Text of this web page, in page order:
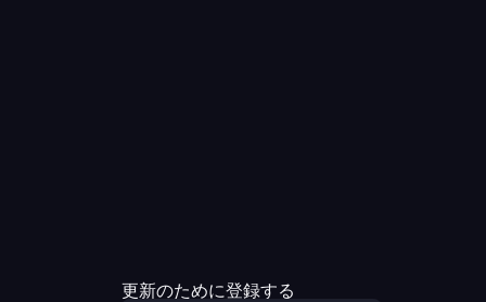
更新のために登録する